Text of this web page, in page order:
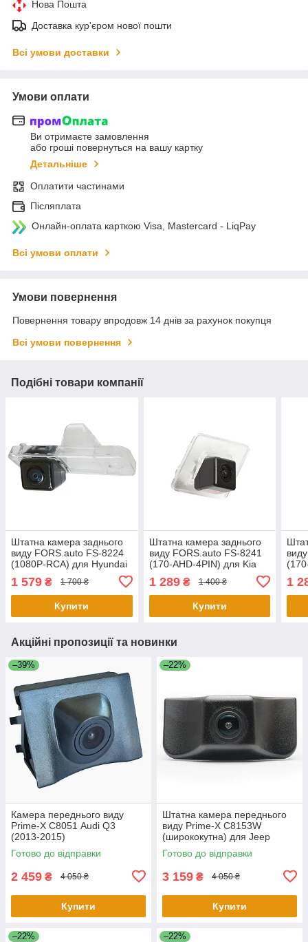
Нова Пошта
Доставка кур'єром нової пошти
Всі умови доставки
Умови оплати
Ви отримаєте замовлення
або гроші повернуться на вашу картку
Детальніше
Оплатити частинами
Післяплата
Онлайн-оплата карткою Visa, Mastercard - LiqPay
Всі умови оплати
Умови повернення
Повернення товару впродовж 14 днів за рахунок покупця
Всі умови повернення
Подібні товари компанії
Штатна камера заднього
виду FORS.auto FS-8224
(1080P-RCA) для Hyundai
Santa Fe/Santa Fe Grand
2013+/Creta 2017/Kia
Carens 2013+
1 579 ₴ 1 700 ₴
Купити
Штатна камера заднього
виду FORS.auto FS-8241
(170-AHD-4PIN) для Kia
Optima (GE) 2014+/Cerato
(YD) 2013+/Optima (TF)
2010+/Hyundai
1 289₴ 1 400 ₴
Купити
1
Акційні пропозиції та новинки
–39%
Камера переднього виду
Prime-X С8051 Audi Q3
(2013-2015)
Готово до відправки
2 459 ₴ 4 050 ₴
Купити
–22%
Штатна камера переднього
виду Prime-X C8153W
(ширококутна) для Jeep
Cherokee 2016-2018
Готово до відправки
3 159 ₴ 4 050 ₴
Купити
–22% –22%